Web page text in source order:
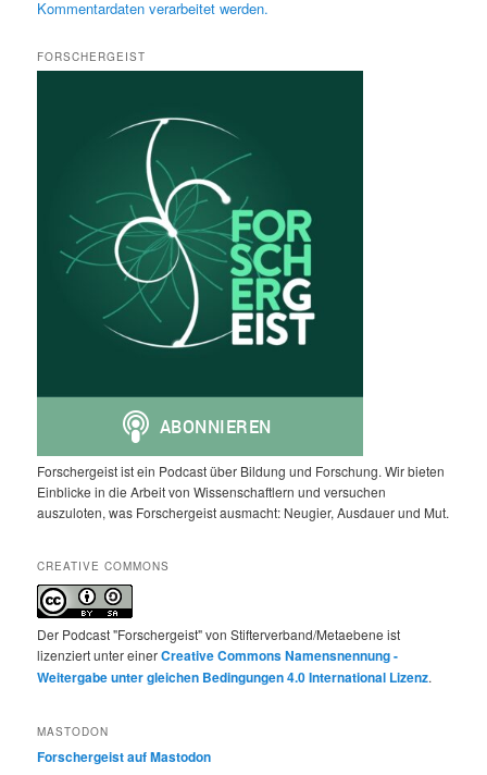
Kommentardaten verarbeitet werden.
FORSCHERGEIST
Forschergeist ist ein Podcast über Bildung und Forschung. Wir bieten
Einblicke in die Arbeit von Wissenschaftlern und versuchen
auszuloten, was Forschergeist ausmacht: Neugier, Ausdauer und Mut.
CREATIVE COMMONS
Der Podcast "Forschergeist" von Stifterverband/Metaebene ist
lizenziert unter einerCreative Commons Namensnennung -
Weitergabe unter gleichen Bedingungen 4.0 International Lizenz.
MASTODON
Forschergeist auf Mastodon